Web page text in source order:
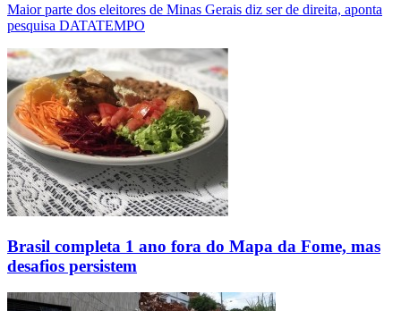
Maior parte dos eleitores de Minas Gerais diz ser de direita, aponta
pesquisa DATATEMPO
Brasil completa 1 ano fora do Mapa da Fome, mas
desafios persistem